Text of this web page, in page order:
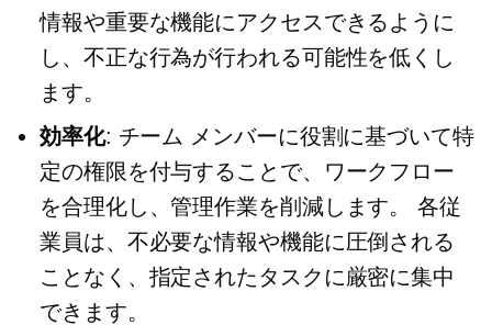
情報や重要な機能にアクセスできるように
し、不正な行為が行われる可能性を低くし
ます。
効率化: チーム メンバーに役割に基づいて特
定の権限を付与することで、ワークフロー
を合理化し、管理作業を削減します。 各従
業員は、不必要な情報や機能に圧倒される
ことなく、指定されたタスクに厳密に集中
できます。